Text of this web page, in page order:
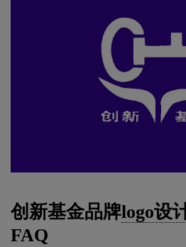
创新基金品牌logo设
FAQ